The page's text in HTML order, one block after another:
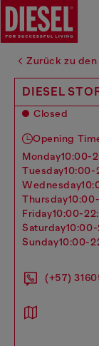
Zurück zu
DIESEL
Closed
Opening
monday10:00-
tuesday10:00-
wednesday
thursday
friday10:00-
saturday
sunday10:00-
(+57)